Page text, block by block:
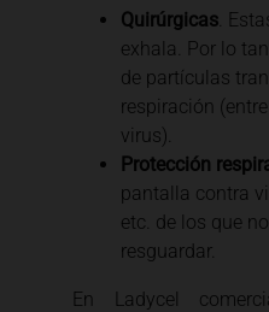
Quirúrgicas.
exhala. Por lo
de partículas
respiración
virus).
Protección
pantalla contra
etc. de los que
resguardar.
En Ladycel